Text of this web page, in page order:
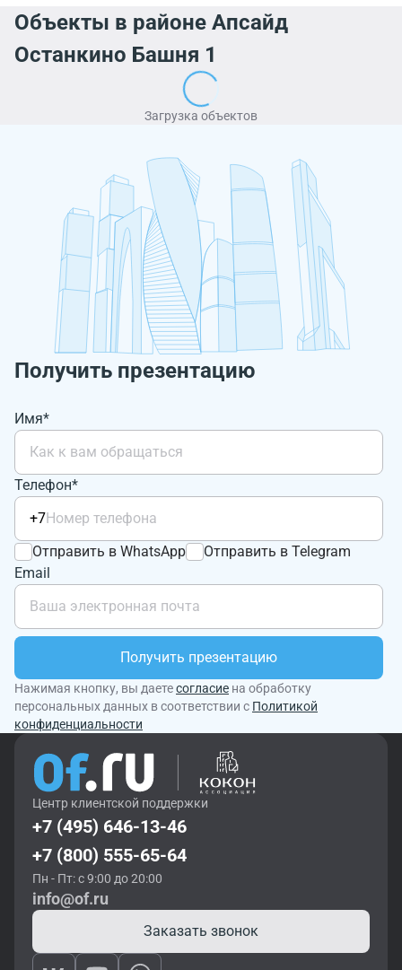
Объекты в районе Апсайд
Останкино Башня 1
Загрузка объектов
Получить презентацию
Имя*
Телефон*
+7
Отправить в WhatsApp
Отправить в Telegram
Email
Получить презентацию
Нажимая кнопку, вы даетесогласие на обработку
персональных данных в соответствии с Политикой
конфиденциальности
Центр клиентской поддержки
+7 (495) 646-13-46
+7 (800) 555-65-64
Пн - Пт: с 9:00 до 20:00
info@of.ru
Заказать звонок